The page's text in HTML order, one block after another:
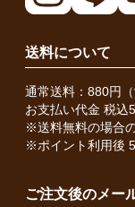
送料について
通常送料：880円
お支払い代金 税込
※送料無料の場合
※ポイント利用後
ご注文後のメー